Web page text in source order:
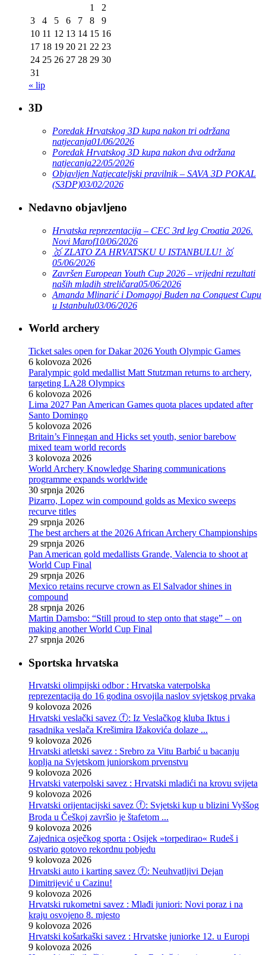
1
2
3
4 5 6 7 8
9
10 11 12 13 14 15 16
17 18 19 20 21 22 23
24 25 26 27 28 29 30
31
« lip
3D
Poredak Hrvatskog 3D kupa nakon tri održana
natjecanja01/06/2026
Poredak Hrvatskog 3D kupa nakon dva održana
natjecanja22/05/2026
Objavljen Natjecateljski pravilnik – SAVA 3D POKAL
(S3DP)03/02/2026
Nedavno objavljeno
Hrvatska reprezentacija – CEC 3rd leg Croatia 2026.
Novi Marof10/06/2026
🥇 ZLATO ZA HRVATSKU U ISTANBULU! 🥇
05/06/2026
Završen European Youth Cup 2026 – vrijedni rezultati
naših mladih streličara05/06/2026
Amanda Mlinarić i Domagoj Buden na Conquest Cupu
u Istanbulu03/06/2026
World archery
Ticket sales open for Dakar 2026 Youth Olympic Games
6 kolovoza 2026
Paralympic gold medallist Matt Stutzman returns to archery,
targeting LA28 Olympics
6 kolovoza 2026
Lima 2027 Pan American Games quota places updated after
Santo Domingo
5 kolovoza 2026
Britain’s Finnegan and Hicks set youth, senior barebow
mixed team world records
3 kolovoza 2026
World Archery Knowledge Sharing communications
programme expands worldwide
30 srpnja 2026
Pizarro, Lopez win compound golds as Mexico sweeps
recurve titles
29 srpnja 2026
The best archers at the 2026 African Archery Championships
29 srpnja 2026
Pan American gold medallists Grande, Valencia to shoot at
World Cup Final
29 srpnja 2026
Mexico retains recurve crown as El Salvador shines in
compound
28 srpnja 2026
Martin Damsbo: “Still proud to step onto that stage” – on
making another World Cup Final
27 srpnja 2026
Sportska hrvatska
Hrvatski olimpijski odbor : Hrvatska vaterpolska
reprezentacija do 16 godina osvojila naslov svjetskog prvaka
9 kolovoza 2026
Hrvatski veslački savez ⓕ: Iz Veslačkog kluba Iktus i
rasadnika veslača Krešimira Ižakovića dolaze ...
9 kolovoza 2026
Hrvatski atletski savez : Srebro za Vitu Barbić u bacanju
koplja na Svjetskom juniorskom prvenstvu
9 kolovoza 2026
Hrvatski vaterpolski savez : Hrvatski mladići na krovu svijeta
9 kolovoza 2026
Hrvatski orijentacijski savez ⓕ: Svjetski kup u blizini Vyššog
Broda u Češkoj završio je štafetom ...
9 kolovoza 2026
Zajednica osječkog sporta : Osijek »torpedirao« Rudeš i
ostvario gotovo rekordnu pobjedu
9 kolovoza 2026
Hrvatski auto i karting savez ⓕ: Neuhvatljivi Dejan
Dimitrijević u Cazinu!
9 kolovoza 2026
Hrvatski rukometni savez : Mlađi juniori: Novi poraz i na
kraju osvojeno 8. mjesto
9 kolovoza 2026
Hrvatski košarkaški savez : Hrvatske juniorke 12. u Europi
9 kolovoza 2026